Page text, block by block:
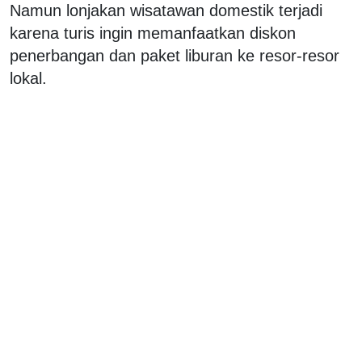
Namun lonjakan wisatawan domestik terjadi
karena turis ingin memanfaatkan diskon
penerbangan dan paket liburan ke resor-resor
lokal.